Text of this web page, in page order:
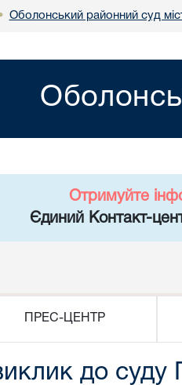
Оболонський районний суд
Отримуйте
Єдиний Контакт-
ПРЕС-ЦЕНТР
до